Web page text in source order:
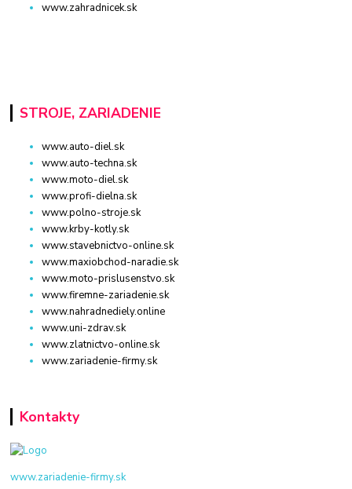
www.zahradnicek.sk
STROJE, ZARIADENIE
www.auto-diel.sk
www.auto-techna.sk
www.moto-diel.sk
www.profi-dielna.sk
www.polno-stroje.sk
www.krby-kotly.sk
www.stavebnictvo-online.sk
www.maxiobchod-naradie.sk
www.moto-prislusenstvo.sk
www.firemne-zariadenie.sk
www.nahradnediely.online
www.uni-zdrav.sk
www.zlatnictvo-online.sk
www.zariadenie-firmy.sk
Kontakty
www.zariadenie-firmy.sk